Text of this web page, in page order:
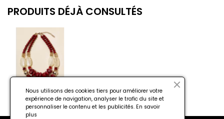
PRODUITS DÉJÀ CONSULTÉS
Nous utilisons des cookies tiers pour améliorer votre
expérience de navigation, analyser le trafic du site et
personnaliser le contenu et les publicités. En savoir
plus